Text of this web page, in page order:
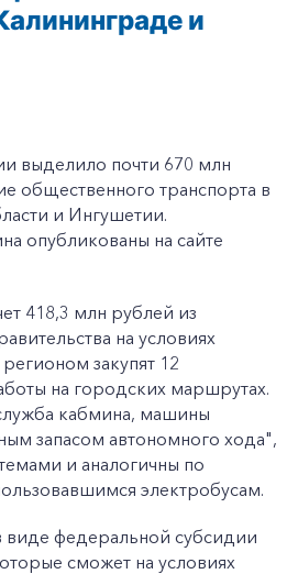
и
выделило почти 670 млн
общественного транспорта в
и Ингушетии.
опубликованы на сайте
418,3 млн рублей из
на условиях
закупят 12
на городских маршрутах.
кабмина, машины
запасом автономного хода",
и аналогичны по
электробусам.
виде федеральной субсидии
сможет на условиях